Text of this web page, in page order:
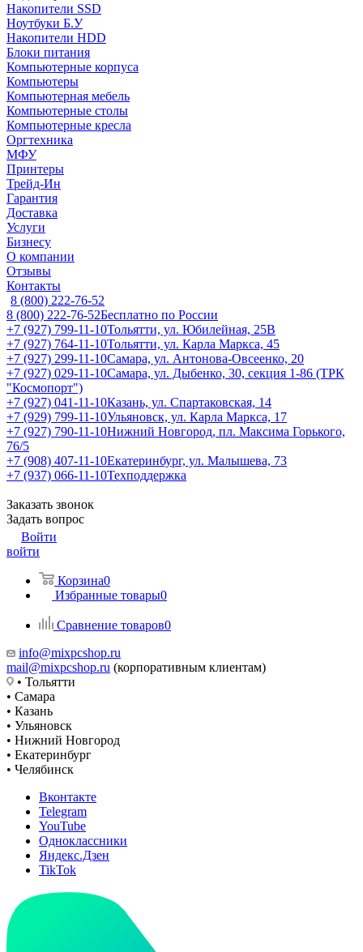
Накопители SSD
Ноутбуки Б.У
Накопители HDD
Блоки питания
Компьютерные корпуса
Компьютеры
Компьютерная мебель
Компьютерные столы
Компьютерные кресла
Оргтехника
МФУ
Принтеры
Трейд-Ин
Гарантия
Доставка
Услуги
Бизнесу
О компании
Отзывы
Контакты
8 (800) 222-76-52
8 (800) 222-76-52Бесплатно по России
+7 (927) 799-11-10Тольятти, ул. Юбилейная, 25В
+7 (927) 764-11-10Тольятти, ул. Карла Маркса, 45
+7 (927) 299-11-10Самара, ул. Антонова-Овсеенко, 20
+7 (927) 029-11-10Самара, ул. Дыбенко, 30, секция 1-86 (ТРК
"Космопорт")
+7 (927) 041-11-10Казань, ул. Спартаковская, 14
+7 (929) 799-11-10Ульяновск, ул. Карла Маркса, 17
+7 (927) 790-11-10Нижний Новгород, пл. Максима Горького,
76/5
+7 (908) 407-11-10Екатеринбург, ул. Малышева, 73
+7 (937) 066-11-10Техподдержка
Заказать звонок
Задать вопрос
Войти
войти
Корзина0
Избранные товары0
Сравнение товаров0
info@mixpcshop.ru
mail@mixpcshop.ru (корпоративным клиентам)
• Тольятти
• Самара
• Казань
• Ульяновск
• Нижний Новгород
• Екатеринбург
• Челябинск
Вконтакте
Telegram
YouTube
Одноклассники
Яндекс.Дзен
TikTok